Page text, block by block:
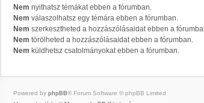
Nem nyithatsz témákat ebben a fórumban.
Nem válaszolhatsz egy témára ebben a fórumban.
Nem szerkesztheted a hozzászólásaidat ebben a
Nem törölheted a hozzászólásaidat ebben a fórumban.
Nem küldhetsz csatolmányokat ebben a fórumban.
Powered by phpBB® Forum Software © phpBB Limited